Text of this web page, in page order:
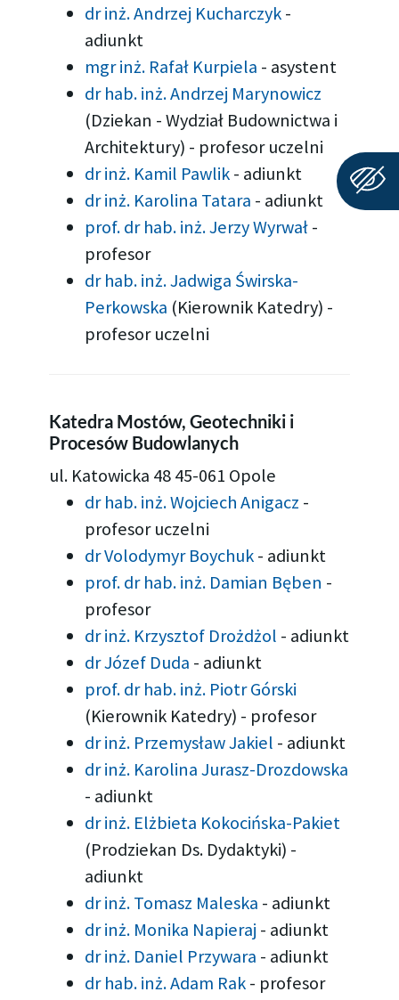
dr inż. Andrzej Kucharczyk-
adiunkt
mgr inż. Rafał Kurpiela - asystent
dr hab. inż. Andrzej Marynowicz
(Dziekan - Wydział Budownictwa i
Architektury) - profesor uczelni
dr inż. Kamil Pawlik- adiunkt
dr inż. Karolina Tatara - adiunkt
prof. dr hab. inż. Jerzy Wyrwał-
profesor
dr hab. inż. Jadwiga Świrska-
Perkowska (Kierownik Katedry) -
profesor uczelni
Katedra Mostów, Geotechniki i
Procesów Budowlanych
ul. Katowicka 48 45-061 Opole
dr hab. inż. Wojciech Anigacz -
profesor uczelni
dr Volodymyr Boychuk- adiunkt
prof. dr hab. inż. Damian Bęben -
profesor
dr inż. Krzysztof Drożdżol - adiunkt
dr Józef Duda - adiunkt
prof. dr hab. inż. Piotr Górski
(Kierownik Katedry) - profesor
dr inż. Przemysław Jakiel - adiunkt
dr inż. Karolina Jurasz-Drozdowska
- adiunkt
dr inż. Elżbieta Kokocińska-Pakiet
(Prodziekan Ds. Dydaktyki) -
adiunkt
dr inż. Tomasz Maleska - adiunkt
dr inż. Monika Napieraj - adiunkt
dr inż. Daniel Przywara - adiunkt
dr hab. inż. Adam Rak- profesor